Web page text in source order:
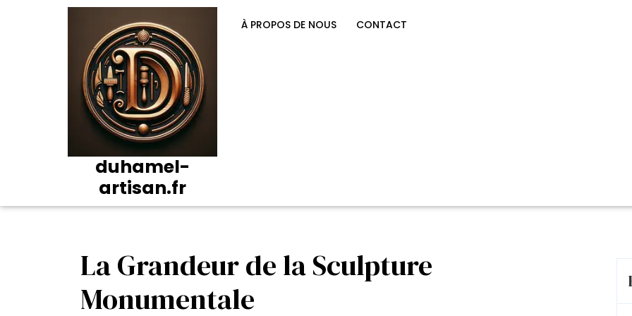
duhamel-
artisan.fr
À PROPOS DE NOUS CONTACT
La Grandeur de la Sculpture
Monumentale